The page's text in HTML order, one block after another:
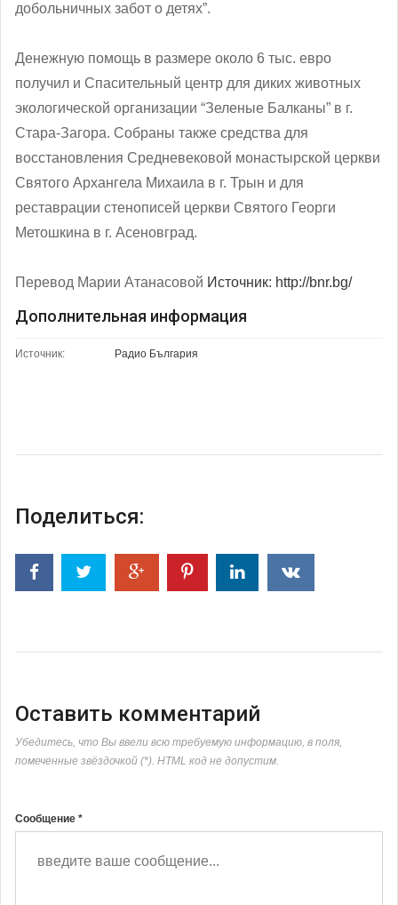
добольничных забот о детях”.
Денежную помощь в размере около 6 тыс. евро
получил и Спасительный центр для диких животных
экологической организации “Зеленые Балканы” в г.
Стара-Загора. Собраны также средства для
восстановления Средневековой монастырской церкви
Святого Архангела Михаила в г. Трын и для
реставрации стенописей церкви Святого Георги
Метошкина в г. Асеновград.
Перевод Марии Атанасовой Источник: http://bnr.bg/
Дополнительная информация
Источник: Радио България
Поделиться:
Оставить комментарий
Убедитесь, что Вы ввели всю требуемую информацию, в поля,
помеченные звёздочкой (*). HTML код не допустим.
Сообщение *